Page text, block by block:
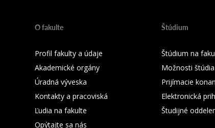
O fakulte
Profil fakulty a údaje
Akademické orgány
Úradná výveska
Kontakty a pracoviská
Ľudia na fakulte
Opýtajte sa nás
Štúdium
Štúdium na
Možnosti štúdia
Prijímacie
Elektronická
Študijné